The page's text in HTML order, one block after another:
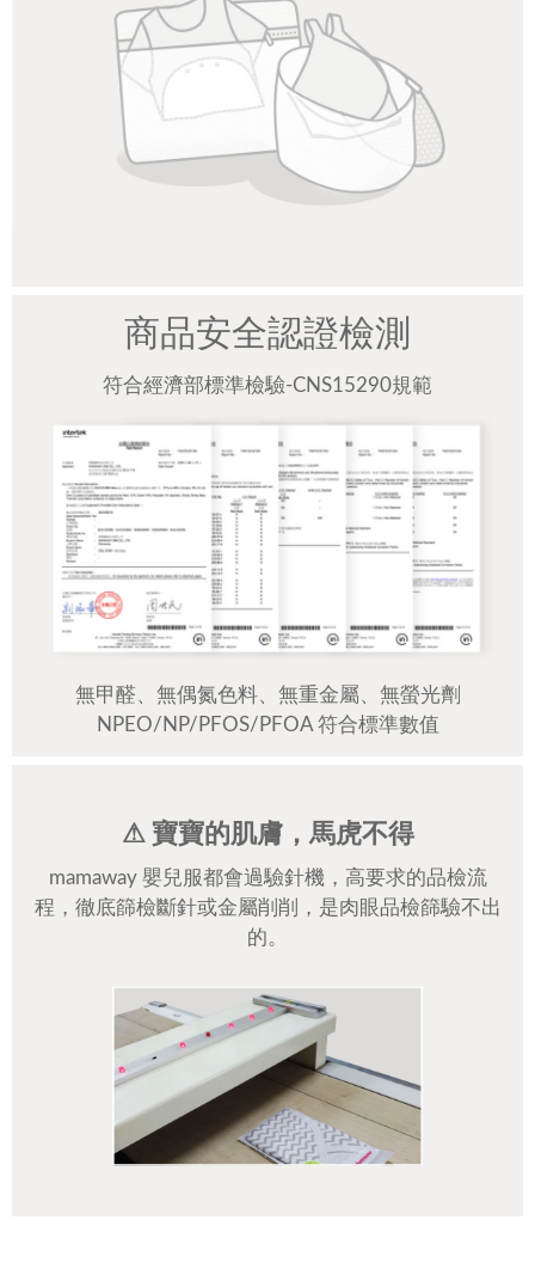
商品安全認證檢測
符合經濟部標準檢驗-CNS15290規範
無甲醛、無偶氮色料、無重金屬、無螢光劑
NPEO/NP/PFOS/PFOA 符合標準數值
⚠ 寶寶的肌膚，馬虎不得
mamaway 嬰兒服都會過驗針機，高要求的品檢流
程，徹底篩檢斷針或金屬削削，是肉眼品檢篩驗不出
的。